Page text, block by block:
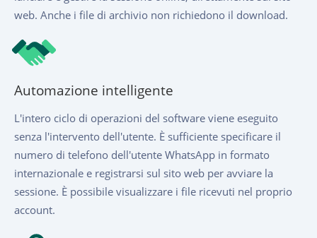
web. Anche i file di archivio non richiedono il download.
Automazione intelligente
L'intero ciclo di operazioni del software viene eseguito
senza l'intervento dell'utente. È sufficiente specificare il
numero di telefono dell'utente WhatsApp in formato
internazionale e registrarsi sul sito web per avviare la
sessione. È possibile visualizzare i file ricevuti nel proprio
account.